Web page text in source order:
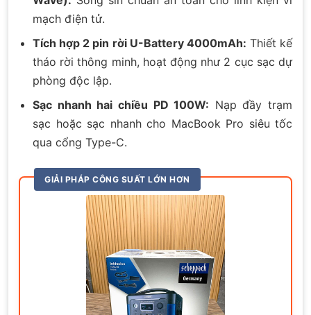
mạch điện tử.
Tích hợp 2 pin rời U-Battery 4000mAh: Thiết kế
tháo rời thông minh, hoạt động như 2 cục sạc dự
phòng độc lập.
Sạc nhanh hai chiều PD 100W: Nạp đầy trạm
sạc hoặc sạc nhanh cho MacBook Pro siêu tốc
qua cổng Type-C.
GIẢI PHÁP CÔNG SUẤT LỚN HƠN